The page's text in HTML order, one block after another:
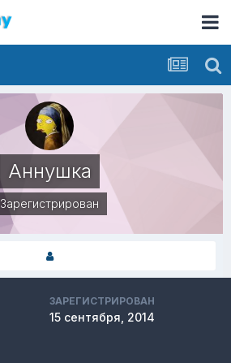
Аннушка
Зарегистрирован
ЗАРЕГИСТРИРОВАН
15 сентября, 2014